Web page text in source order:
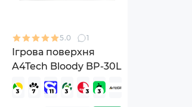
5.0 1
Ігрова поверхня
A4Tech Bloody BP-30L